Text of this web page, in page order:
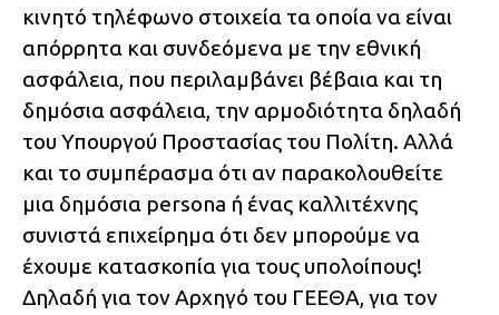
κινητό τηλέφωνο στοιχεία τα οποία να είναι
απόρρητα και συνδεόμενα με την εθνική
ασφάλεια, που περιλαμβάνει βέβαια και τη
δημόσια ασφάλεια, την αρμοδιότητα δηλαδή
του Υπουργού Προστασίας του Πολίτη. Αλλά
και το συμπέρασμα ότι αν παρακολουθείτε
μια δημόσια persona ή ένας καλλιτέχνης
συνιστά επιχείρημα ότι δεν μπορούμε να
έχουμε κατασκοπία για τους υπολοίπους!
Δηλαδή για τον Αρχηγό του ΓΕΕΘΑ, για τον